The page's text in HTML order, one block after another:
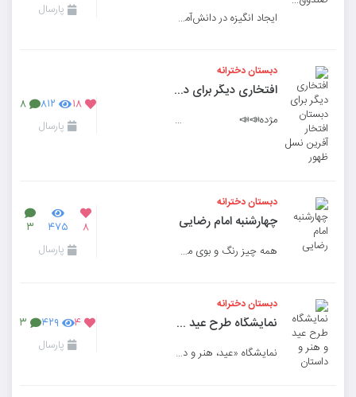
ایجاد انگیزه در دانش‌آموزان پایه اول با صندوقچه ی شگفتی در مدرسه پارسال
دبستان دخترانه
افتخاری دیگر برای دبستان افتخار آفرین نسل ظهور
مژده📣📣 مژده 📣📣 🏆🏆🏆
۱۸ ۸۱۲ ۸
پارسال
دبستان دخترانه
چهارشنبه امام رضایی
همه چیز رنگ و بوی مشهد داشت
۸ ۴۷۵ ۳
پارسال
دبستان دخترانه
نمایشگاه طرح عید و هنر و داستان
نمایشگاه «عید، هنر و داستان»
۴ ۴۲۹ ۳
پارسال